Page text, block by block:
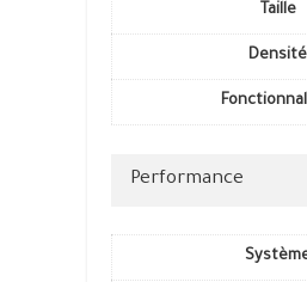
Taille
Densité
Performance